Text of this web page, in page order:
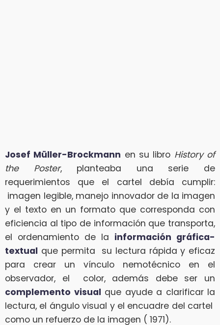
Josef Müller-Brockmann en su libro History of
the Poster, planteaba una serie de
requerimientos que el cartel debía cumplir:
imagen legible, manejo innovador de la imagen
y el texto en un formato que corresponda con
eficiencia al tipo de información que transporta,
el ordenamiento de la información gráfica-
textual que permita su lectura rápida y eficaz
para crear un vínculo nemotécnico en el
observador, el color, además debe ser un
complemento visual que ayude a clarificar la
lectura, el ángulo visual y el encuadre del cartel
como un refuerzo de la imagen ( 1971).